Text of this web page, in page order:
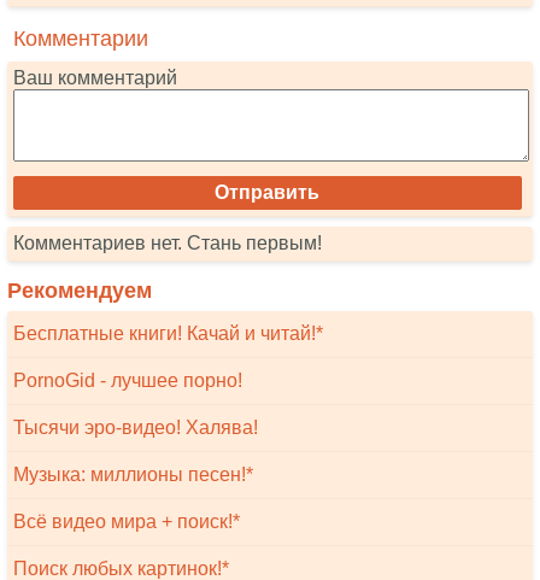
Комментарии
Ваш комментарий
Комментариев нет. Стань первым!
Рекомендуем
Бесплатные книги! Качай и читай!*
PornoGid - лучшее порно!
Тысячи эро-видео! Халява!
Музыка: миллионы песен!*
Всё видео мира + поиск!*
Поиск любых картинок!*